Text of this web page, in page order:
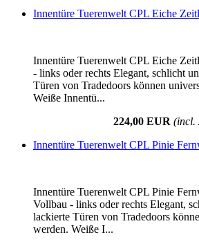
Innentüre Tuerenwelt CPL Eiche
Innentüre Tuerenwelt CPL Eiche
- links oder rechts Elegant, schlicht
Türen von Tradedoors können
Weiße Innentü...
224,00 EUR (incl.
Innentüre Tuerenwelt CPL Pinie
Innentüre Tuerenwelt CPL Pinie
Vollbau - links oder rechts Elegant,
lackierte Türen von Tradedoors
werden. Weiße I...